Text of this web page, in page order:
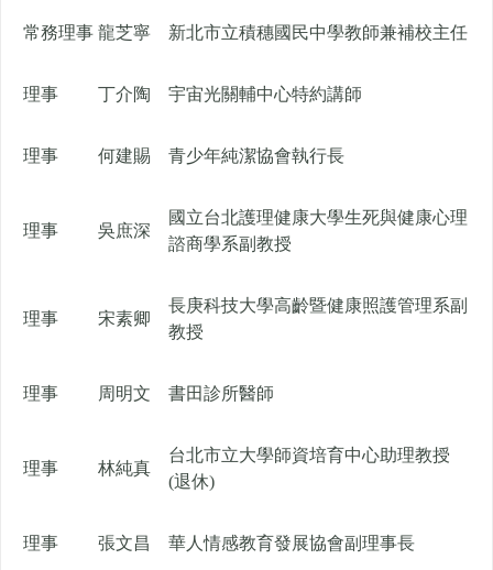
常務理事 龍芝寧 新北市立積穗國民中學教師兼補校主任
理事 丁介陶 宇宙光關輔中心特約講師
理事 何建賜 青少年純潔協會執行長
理事 吳庶深
國立台北護理健康大學生死與健康心理
諮商學系副教授
理事 宋素卿
長庚科技大學高齡暨健康照護管理系副
教授
理事 周明文 書田診所醫師
理事 林純真
台北市立大學師資培育中心助理教授
(退休)
理事 張文昌 華人情感教育發展協會副理事長